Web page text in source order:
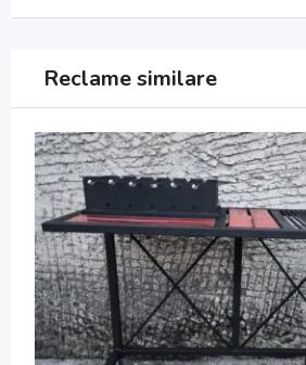
Reclame similare